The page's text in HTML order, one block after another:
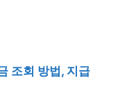
조회 방법, 지급